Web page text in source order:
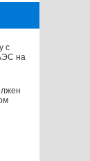
с
на